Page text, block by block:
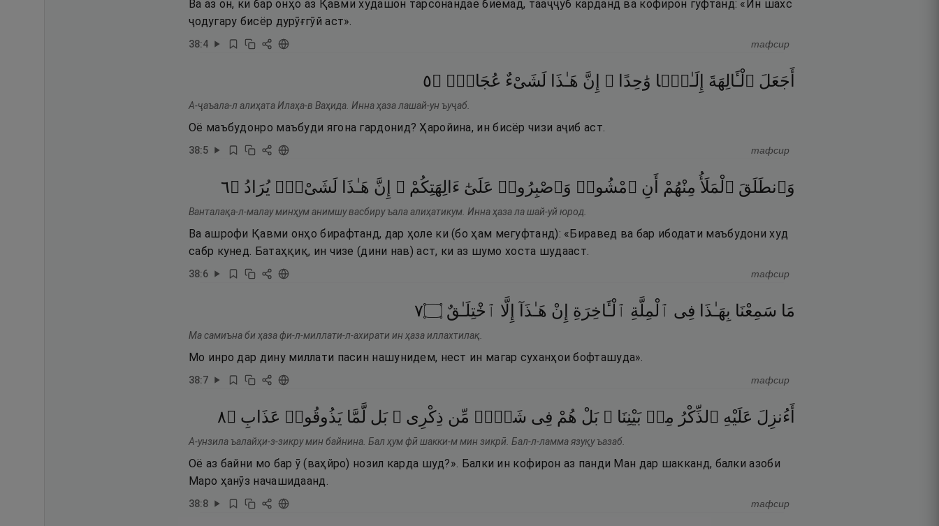
Ва аз он, ки бар онҳо аз Қавми худашон тарсонандае биёмад, тааҷҷуб карданд ва кофирон гуфтанд: «Ин шахс
ҷодугару бисёр дурӯғгӯй аст».
38:4 тафсир
أَجَعَلَ ٱلْـَٔالِهَةَ إِلَـٰهًۭا وَٰحِدًا ۖ إِنَّ هَـٰذَا لَشَىْءٌ عُجَابٌۭ ۝٥
А-ҷаъала-л алиҳата Илаҳа-в Ваҳида. Инна ҳаза лашай-ун ъуҷаб.
Оё маъбудонро маъбуди ягона гардонид? Ҳаройина, ин бисёр чизи аҷиб аст.
38:5 тафсир
وَٱنطَلَقَ ٱلْمَلَأُ مِنْهُمْ أَنِ ٱمْشُوا۟ وَٱصْبِرُوا۟ عَلَىٰٓ ءَالِهَتِكُمْ ۖ إِنَّ هَـٰذَا لَشَىْءٌۭ يُرَادُ ۝٦
Ванталақа-л-малау минҳум анимшу васбиру ъала алиҳатикум. Инна ҳаза ла шай-уй юрод.
Ва ашрофи Қавми онҳо бирафтанд, дар ҳоле ки (бо ҳам мегуфтанд): «Биравед ва бар ибодати маъбудони худ
сабр кунед. Батаҳқиқ, ин чизе (дини нав) аст, ки аз шумо хоста шудааст.
38:6 тафсир
مَا سَمِعْنَا بِهَـٰذَا فِى ٱلْمِلَّةِ ٱلْـَٔاخِرَةِ إِنْ هَـٰذَآ إِلَّا ٱخْتِلَـٰقٌ ۝٧
Ма самиъна би ҳаза фи-л-миллати-л-ахирати ин ҳаза иллахтилақ.
Мо инро дар дину миллати пасин нашунидем, нест ин магар суханҳои бофташуда».
38:7 тафсир
أَءُنزِلَ عَلَيْهِ ٱلذِّكْرُ مِنۢ بَيْنِنَا ۚ بَلْ هُمْ فِى شَكٍّۢ مِّن ذِكْرِى ۖ بَل لَّمَّا يَذُوقُوا۟ عَذَابِ ۝٨
А-унзила ъалайҳи-з-зикру мин байнина. Бал ҳум фӣ шакки-м мин зикрӣ. Бал-л-ламма язуқу ъазаб.
Оё аз байни мо бар ӯ (ваҳйро) нозил карда шуд?». Балки ин кофирон аз панди Ман дар шакканд, балки азоби
Маро ҳанӯз начашидаанд.
38:8 тафсир